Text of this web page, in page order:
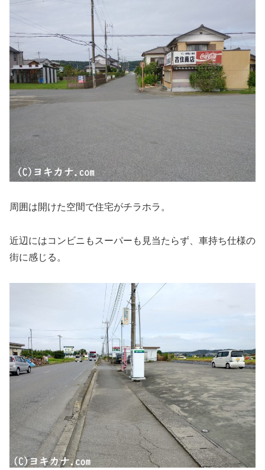
周囲は開けた空間で住宅がチラホラ。
近辺にはコンビニもスーパーも見当たらず、車持ち仕様の
街に感じる。